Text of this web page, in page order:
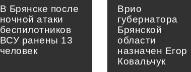
В Брянске после
ночной атаки
беспилотников
ВСУ ранены 13
человек
Врио
губернатора
Брянской
области
назначен Егор
Ковальчук